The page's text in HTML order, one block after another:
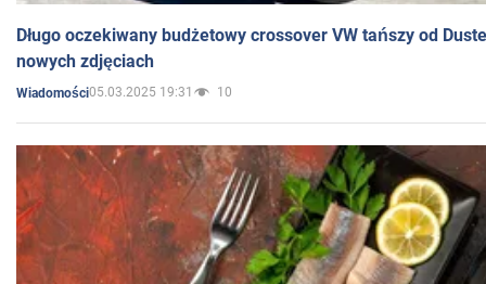
Długo oczekiwany budżetowy crossover VW tańszy od
nowych zdjęciach
Wiadomości05.03.2025 19:31 10